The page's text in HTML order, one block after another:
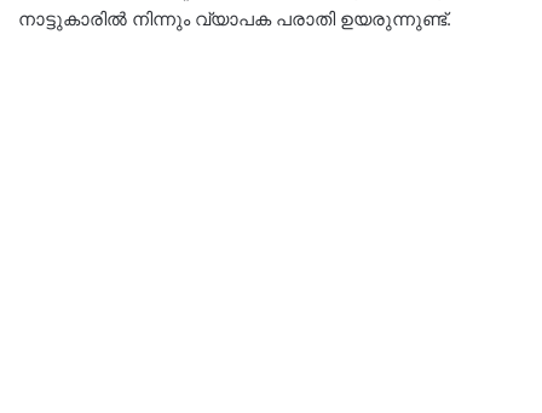
നാട്ടുകാരിൽ നിന്നും വ്യാപക പരാതി ഉയരുന്നുണ്ട്.